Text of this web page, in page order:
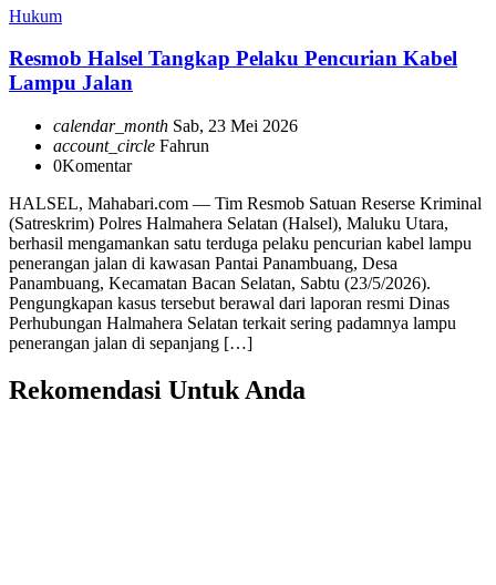
Hukum
Resmob Halsel Tangkap Pelaku Pencurian Kabel
Lampu Jalan
calendar_month Sab, 23 Mei 2026
account_circle Fahrun
0Komentar
HALSEL, Mahabari.com — Tim Resmob Satuan Reserse Kriminal
(Satreskrim) Polres Halmahera Selatan (Halsel), Maluku Utara,
berhasil mengamankan satu terduga pelaku pencurian kabel lampu
penerangan jalan di kawasan Pantai Panambuang, Desa
Panambuang, Kecamatan Bacan Selatan, Sabtu (23/5/2026).
Pengungkapan kasus tersebut berawal dari laporan resmi Dinas
Perhubungan Halmahera Selatan terkait sering padamnya lampu
penerangan jalan di sepanjang […]
Rekomendasi Untuk Anda